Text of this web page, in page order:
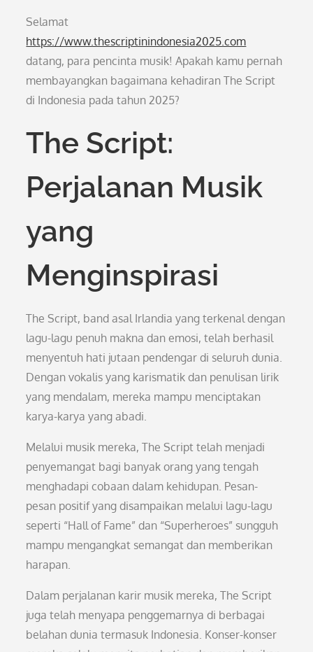
Selamat
https://www.thescriptinindonesia2025.com
datang, para pencinta musik! Apakah kamu pernah
membayangkan bagaimana kehadiran The Script
di Indonesia pada tahun 2025?
The Script:
Perjalanan Musik
yang
Menginspirasi
The Script, band asal Irlandia yang terkenal dengan
lagu-lagu penuh makna dan emosi, telah berhasil
menyentuh hati jutaan pendengar di seluruh dunia.
Dengan vokalis yang karismatik dan penulisan lirik
yang mendalam, mereka mampu menciptakan
karya-karya yang abadi.
Melalui musik mereka, The Script telah menjadi
penyemangat bagi banyak orang yang tengah
menghadapi cobaan dalam kehidupan. Pesan-
pesan positif yang disampaikan melalui lagu-lagu
seperti “Hall of Fame” dan “Superheroes” sungguh
mampu mengangkat semangat dan memberikan
harapan.
Dalam perjalanan karir musik mereka, The Script
juga telah menyapa penggemarnya di berbagai
belahan dunia termasuk Indonesia. Konser-konser